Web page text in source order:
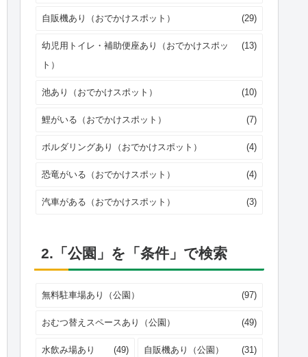
自販機あり（おでかけスポット） (29)
幼児用トイレ・補助便座あり（おでかけスポッ
ト）
(13)
池あり（おでかけスポット） (10)
鯉がいる（おでかけスポット） (7)
ボルダリングあり（おでかけスポット） (4)
恐竜がいる（おでかけスポット） (4)
汽車がある（おでかけスポット） (3)
2.「公園」を「条件」で検索
無料駐車場あり（公園） (97)
おむつ替えスペースあり（公園） (49)
水飲み場あり (49) 自販機あり（公園） (31)